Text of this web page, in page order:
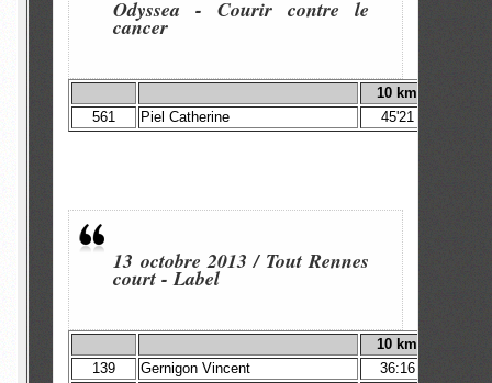
Odyssea - Courir contre le
cancer
10 km
561
Piel Catherine 45'21
13 octobre 2013 / Tout Rennes
court-Label
10 km
139
Gernigon Vincent
36:16